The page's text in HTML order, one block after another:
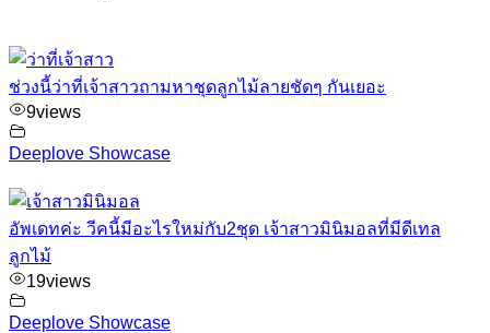
ช่วงนี้ว่าที่เจ้าสาวถามหาชุดลูกไม้ลายชัดๆ กันเยอะ
9views
Deeplove Showcase
อัพเดทค่ะ วีคนี้มีอะไรใหม่กับ2ชุด เจ้าสาวมินิมอลที่มีดีเทล
ลูกไม้
19views
Deeplove Showcase